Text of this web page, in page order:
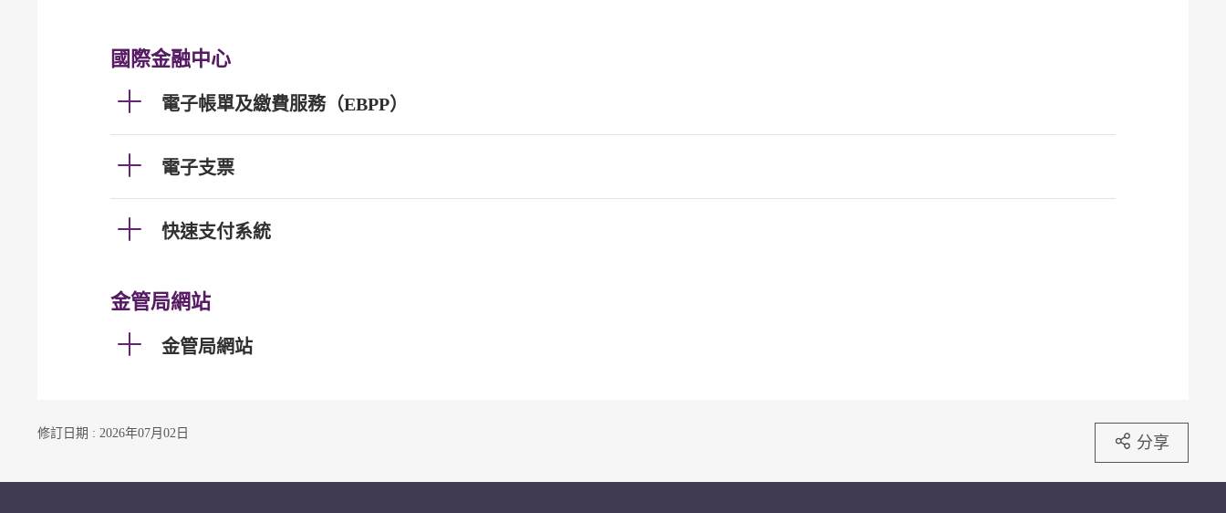
國際金融中心
電子帳單及繳費服務（EBPP）
電子支票
快速支付系統
金管局網站
金管局網站
修訂日期 : 2026年07月02日 分享